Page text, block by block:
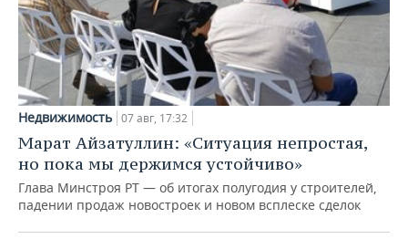
Недвижимость 07 авг, 17:32
Марат Айзатуллин: «Ситуация непростая,
но пока мы держимся устойчиво»
Глава Минстроя РТ — об итогах полугодия у строителей,
падении продаж новостроек и новом всплеске сделок